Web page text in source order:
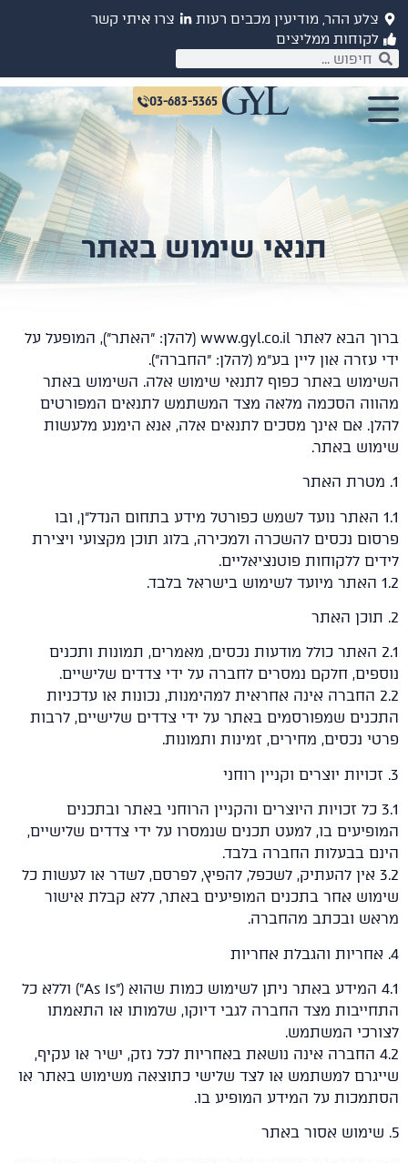
ההר, מודיעין מכבים רעות
צרו איתי קשר
ממליצים
03-683-5365
תנאי שימוש באתר
ברוך הבא לאתר www.gyl.co.il (להלן: "האתר"), המופעל על
עזרה און ליין בע״מ (להלן: "החברה").
באתר כפוף לתנאי שימוש אלה. השימוש באתר
הסכמה מלאה מצד המשתמש לתנאים המפורטים
אם אינך מסכים לתנאים אלה, אנא הימנע מלעשות
באתר.
האתר נועד לשמש כפורטל מידע בתחום הנדל״ן, ובו
נכסים להשכרה ולמכירה, בלוג תוכן מקצועי ויצירת
ללקוחות פוטנציאליים.
האתר כולל מודעות נכסים, מאמרים, תמונות ותכנים
חלקם נמסרים לחברה על ידי צדדים שלישיים.
החברה אינה אחראית למהימנות, נכונות או עדכניות
שמפורסמים באתר על ידי צדדים שלישיים, לרבות
נכסים, מחירים, זמינות ותמונות.
כל זכויות היוצרים והקניין הרוחני באתר ובתכנים
בו, למעט תכנים שנמסרו על ידי צדדים שלישיים,
בבעלות החברה בלבד.
אין להעתיק, לשכפל, להפיץ, לפרסם, לשדר או לעשות כל
אחר בתכנים המופיעים באתר, ללא קבלת אישור
ובכתב מהחברה.
4.1 המידע באתר ניתן לשימוש כמות שהוא ("As Is") וללא כל
מצד החברה לגבי דיוקו, שלמותו או התאמתו
המשתמש.
החברה אינה נושאת באחריות לכל נזק, ישיר או עקיף,
למשתמש או לצד שלישי כתוצאה משימוש באתר או
על המידע המופיע בו.